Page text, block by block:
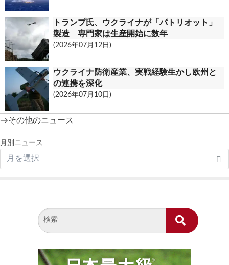
トランプ氏、ウクライナが「パトリオット」
製造 専門家は生産開始に数年
(2026年07月12日)
ウクライナ防衛産業、実戦経験生かし欧州と
の連携を深化
(2026年07月10日)
→その他のニュース
月別ニュース